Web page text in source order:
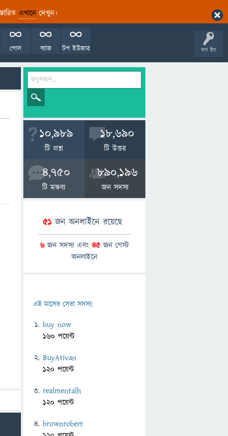
এখানেদেখুন।
লগ ইন
টপ ইউজার
ব্যাজ
পোল
10,989
টি প্রশ্ন
18,690
টি উত্তর
4,750
টি মন্তব্য
890,196
জন সদস্য
51জন অনলাইনে রয়েছে
6জন সদস্য এবং 45জন গেস্ট
অনলাইনে
এই মাসের সেরা সদস্য:
buy now
160 পয়েন্ট
BuyAtivan
120 পয়েন্ট
realmentalh
120 পয়েন্ট
brownrobert